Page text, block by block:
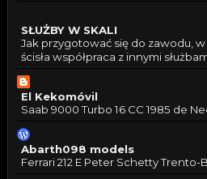
SŁUŻBY W SKALI
Jak przygotować się do zawodu,
ścisła współpraca z innymi
El Kekomóvil
Saab 9000 Turbo 16 CC 1985 de
Abarth098 models
Ferrari 212 E Peter Schetty Trento-